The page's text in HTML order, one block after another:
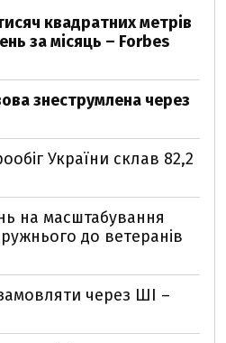
квадратних метрів
за місяць – Forbes
знеструмлена через
України склав 82,2
на масштабування
до ветеранів
через ШІ –